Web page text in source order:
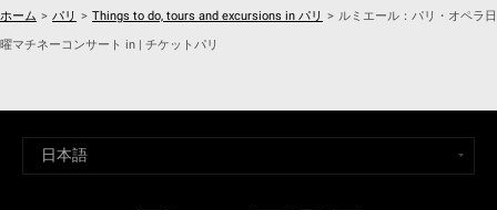
ホーム > パリ > Things to do, tours and excursions in パリ > ルミエール：パリ・オペラ日
曜マチネーコンサート in | チケットパリ